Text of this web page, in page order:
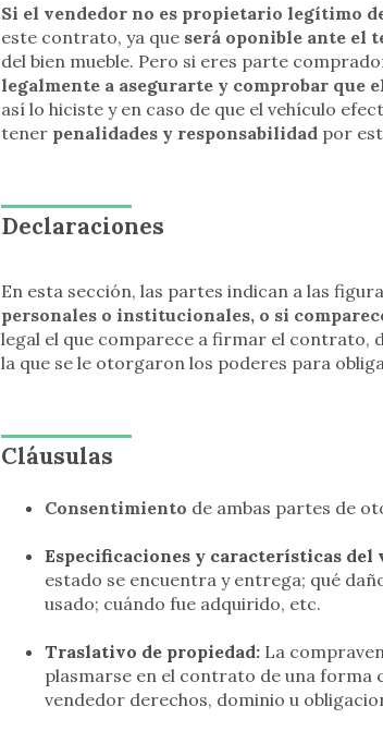
Si el vendedor no es propietario legítimo
este contrato, ya que será oponible ante el
del bien mueble. Pero si eres parte
legalmente a asegurarte y comprobar que
así lo hiciste y en caso de que el vehículo
tener penalidades y responsabilidad por
Declaraciones
En esta sección, las partes indican a las
personales o institucionales, o si
legal el que comparece a firmar el contrato,
la que se le otorgaron los poderes para
Cláusulas
Consentimiento de ambas partes de
Especificaciones y características del
estado se encuentra y entrega; qué
usado; cuándo fue adquirido, etc.
Traslativo de propiedad: La
plasmarse en el contrato de una forma
vendedor derechos, dominio u